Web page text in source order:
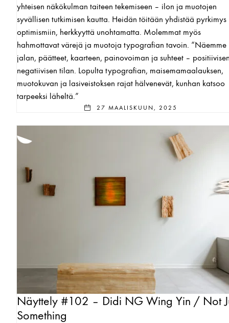
yhteisen näkökulman taiteen tekemiseen – ilon ja muotojen
syvällisen tutkimisen kautta. Heidän töitään yhdistää pyrkimys
optimismiin, herkkyyttä unohtamatta. Molemmat myös
hahmottavat värejä ja muotoja typografian tavoin. “Näemme
jalan, päätteet, kaarteen, painovoiman ja suhteet –
negatiivisen tilan. Lopulta typografian, maisemamaalauksen,
muotokuvan ja lasiveistoksen rajat hälvenevät, kunhan katsoo
tarpeeksi läheltä.”
27 MAALISKUUN, 2025
Näyttely #102 – Didi NG Wing Yin / Not
Something